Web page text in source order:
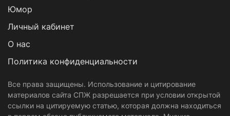
Юмор
Личный кабинет
О нас
Политика конфиденциальности
Все права защищены. Использование и цитирование
материалов сайта СПЖ разрешается при условии открытой
ссылки на цитируемую статью, которая должна находиться